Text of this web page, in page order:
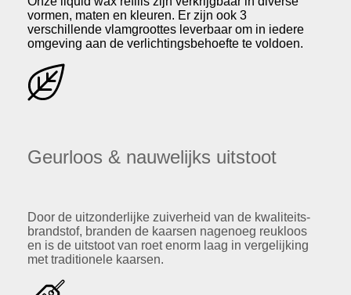
vormen, maten en kleuren. Er zijn ook 3
verschillende vlamgroottes leverbaar om in iedere
omgeving aan de verlichtingsbehoefte te voldoen.
Geurloos & nauwelijks uitstoot
Door de uitzonderlijke zuiverheid van de kwaliteits-
brandstof, branden de kaarsen nagenoeg reukloos
en is de uitstoot van roet enorm laag in vergelijking
met traditionele kaarsen.